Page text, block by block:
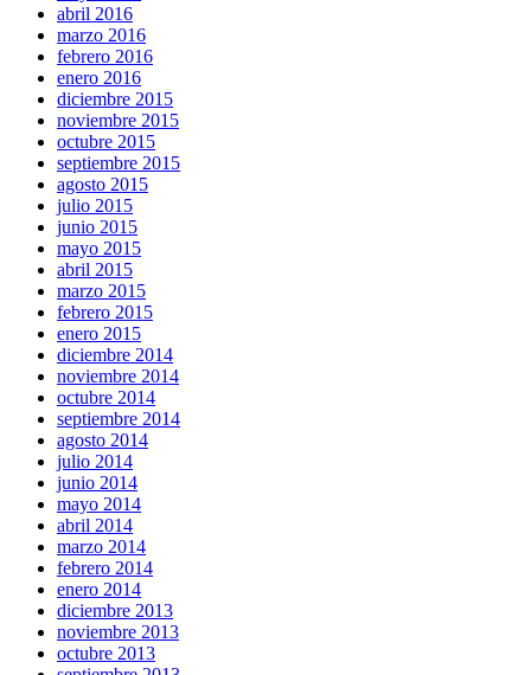
abril 2016
marzo 2016
febrero 2016
enero 2016
diciembre 2015
noviembre 2015
octubre 2015
septiembre 2015
agosto 2015
julio 2015
junio 2015
mayo 2015
abril 2015
marzo 2015
febrero 2015
enero 2015
diciembre 2014
noviembre 2014
octubre 2014
septiembre 2014
agosto 2014
julio 2014
junio 2014
mayo 2014
abril 2014
marzo 2014
febrero 2014
enero 2014
diciembre 2013
noviembre 2013
octubre 2013